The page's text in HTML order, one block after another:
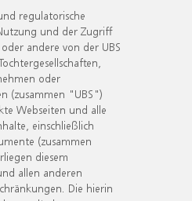
regulatorische
und der Zugriff
andere von der UBS
oder
(zusammen "UBS")
Webseiten und alle
einschließlich
(zusammen
diesem
allen anderen
Die hierin